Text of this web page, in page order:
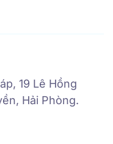
19 Lê Hồng
Hải Phòng.